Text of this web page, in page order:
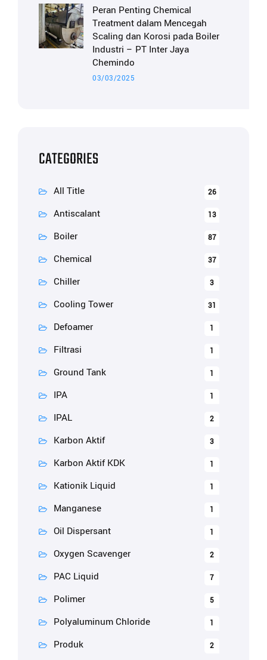
Peran Penting Chemical
Treatment dalam Mencegah
Scaling dan Korosi pada Boiler
Industri – PT Inter Jaya
Chemindo
03/03/2025
CATEGORIES
All Title 26
Antiscalant 13
Boiler 87
Chemical 37
Chiller 3
Cooling Tower 31
Defoamer 1
Filtrasi 1
Ground Tank 1
IPA 1
IPAL 2
Karbon Aktif 3
Karbon Aktif KDK 1
Kationik Liquid 1
Manganese 1
Oil Dispersant 1
Oxygen Scavenger 2
PAC Liquid 7
Polimer 5
Polyaluminum Chloride 1
Produk 2